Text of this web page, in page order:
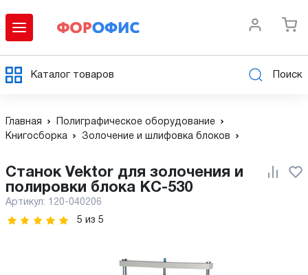
Каталог товаров Поиск
Главная
Полиграфическое оборудование
Книгосборка
Золочение и шлифовка блоков
Станок Vektor для золочения и
полировки блока KC-530
Артикул: 120-040206
5 из 5